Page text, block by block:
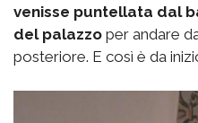
venisse puntellata dal
del palazzo per andare
posteriore. E così è da